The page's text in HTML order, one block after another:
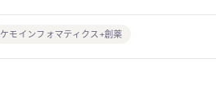
ケモインフォマティクス+創薬